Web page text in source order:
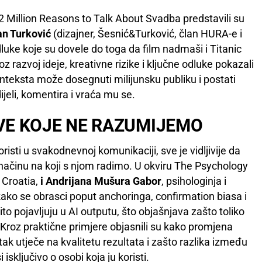
Reasons to Talk About Svadba predstavili su
Turković (dizajner, Šesnić&Turković, član HURA-e i
koje su dovele do toga da film nadmaši i Titanic
razvoj ideje, kreativne rizike i ključne odluke pokazali
može dosegnuti milijunsku publiku i postati
komentira i vraća mu se.
KOJE NE RAZUMIJEMO
u svakodnevnoj komunikaciji, sve je vidljivije da
na koji s njom radimo. U okviru The Psychology
i Andrijana Mušura Gabor, psihologinja i
se obrasci poput anchoringa, confirmation biasa i
pojavljuju u AI outputu, što objašnjava zašto toliko
praktične primjere objasnili su kako promjena
utječe na kvalitetu rezultata i zašto razlika između
o osobi koja ju koristi.